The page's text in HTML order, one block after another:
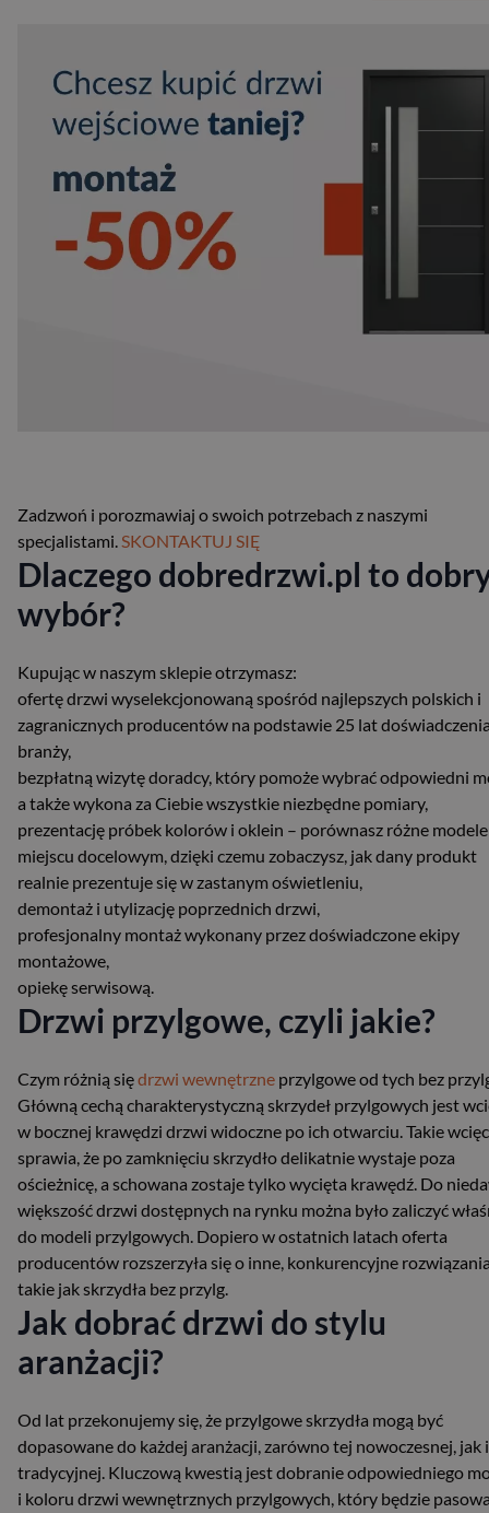
Zadzwoń i porozmawiaj o swoich potrzebach z naszymi
specjalistami.SKONTAKTUJ SIĘ
Dlaczego dobredrzwi.pl to
wybór?
Kupując w naszym sklepie otrzymasz:
ofertę drzwi wyselekcjonowaną spośród najlepszych polskich i
zagranicznych producentów na podstawie 25 lat
branży,
bezpłatną wizytę doradcy, który pomoże wybrać odpowiedni
a także wykona za Ciebie wszystkie niezbędne pomiary,
prezentację próbek kolorów i oklein – porównasz różne
miejscu docelowym, dzięki czemu zobaczysz, jak dany produkt
realnie prezentuje się w zastanym oświetleniu,
demontaż i utylizację poprzednich drzwi,
profesjonalny montaż wykonany przez doświadczone ekipy
montażowe,
opiekę serwisową.
Drzwi przylgowe, czyli jakie?
Czym różnią siędrzwi wewnętrzne przylgowe od tych bez
Główną cechą charakterystyczną skrzydeł przylgowych jest
w bocznej krawędzi drzwi widoczne po ich otwarciu. Takie
sprawia, że po zamknięciu skrzydło delikatnie wystaje poza
ościeżnicę, a schowana zostaje tylko wycięta krawędź. Do
większość drzwi dostępnych na rynku można było zaliczyć
do modeli przylgowych. Dopiero w ostatnich latach oferta
producentów rozszerzyła się o inne, konkurencyjne
takie jak skrzydła bez przylg.
Jak dobrać drzwi do stylu
aranżacji?
Od lat przekonujemy się, że przylgowe skrzydła mogą być
dopasowane do każdej aranżacji, zarówno tej nowoczesnej, jak i
tradycyjnej. Kluczową kwestią jest dobranie odpowiedniego
i koloru drzwi wewnętrznych przylgowych, który będzie